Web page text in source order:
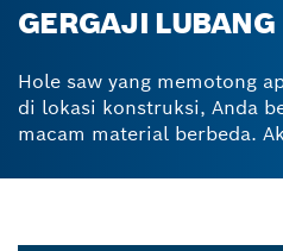
GERGAJI LUBANG
Hole saw yang memotong
di lokasi konstruksi, Anda
macam material berbeda.
dapat dengan mudah